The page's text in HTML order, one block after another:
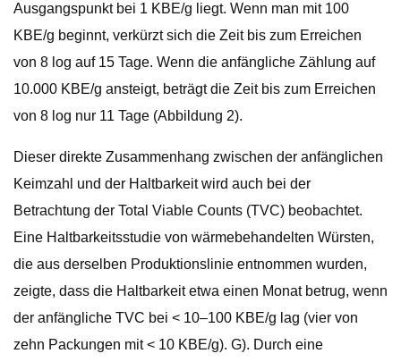
Ausgangspunkt bei 1 KBE/g liegt. Wenn man mit 100
KBE/g beginnt, verkürzt sich die Zeit bis zum Erreichen
von 8 log auf 15 Tage. Wenn die anfängliche Zählung auf
10.000 KBE/g ansteigt, beträgt die Zeit bis zum Erreichen
von 8 log nur 11 Tage (Abbildung 2).
Dieser direkte Zusammenhang zwischen der anfänglichen
Keimzahl und der Haltbarkeit wird auch bei der
Betrachtung der Total Viable Counts (TVC) beobachtet.
Eine Haltbarkeitsstudie von wärmebehandelten Würsten,
die aus derselben Produktionslinie entnommen wurden,
zeigte, dass die Haltbarkeit etwa einen Monat betrug, wenn
der anfängliche TVC bei < 10–100 KBE/g lag (vier von
zehn Packungen mit < 10 KBE/g). G). Durch eine